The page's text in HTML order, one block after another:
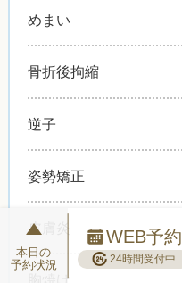
めまい
骨折後拘縮
逆子
姿勢矯正
皮膚炎
本日の
予約状況
WEB予約
24時間受付中